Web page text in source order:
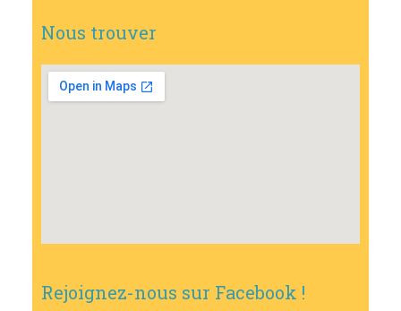
Nous trouver
Rejoignez-nous sur Facebook !